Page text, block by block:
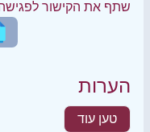
שתף את הקישור
הערות
טען עוד